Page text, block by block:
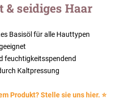
& seidiges Haar
Basisöl für alle Hauttypen
feuchtigkeitsspendend
Kaltpressung
Produkt? Stelle sie uns hier. ⭐